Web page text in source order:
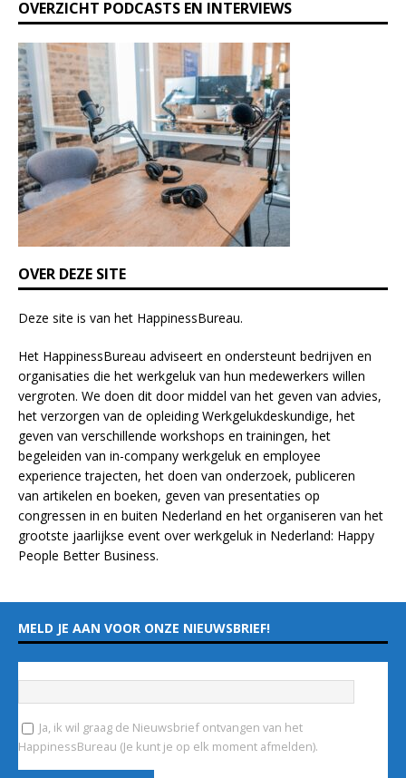
t
h
i
s
f
i
e
l
d
b
l
a
n
k
.
OVERZICHT PODCASTS EN INTERVIEWS
OVER DEZE SITE
Deze site is van het HappinessBureau.
Het HappinessBureau adviseert en ondersteunt bedrijven en
organisaties die het werkgeluk van hun medewerkers willen
vergroten. We doen dit door middel van het geven van advies,
het verzorgen van de opleidingWerkgelukdeskundige, het
geven van verschillende workshops en trainingen, het
begeleiden van in-company werkgeluk en employee
experiencetrajecten, het doen van onderzoek, publiceren
van artikelen en boeken, geven van presentaties op
congressen in en buiten Nederland en het organiseren van het
grootste jaarlijkse event over werkgeluk in Nederland: Happy
People Better Business.
MELD JE AAN VOOR ONZE NIEUWSBRIEF!
Ja, ik wil graag de Nieuwsbrief ontvangen van het
HappinessBureau (Je kunt je op elk moment afmelden).